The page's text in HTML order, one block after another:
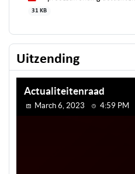
31 KB
Uitzending